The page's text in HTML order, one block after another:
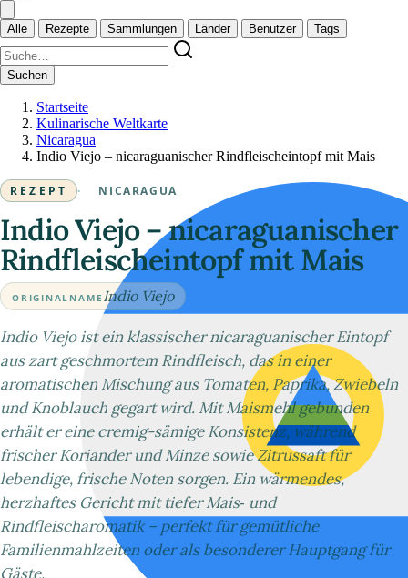
Alle Rezepte Sammlungen Länder Benutzer Tags
Suchen
Startseite
Kulinarische Weltkarte
Nicaragua
Indio Viejo – nicaraguanischer Rindfleischeintopf mit Mais
REZEPT · NICARAGUA
Indio Viejo – nicaraguanischer
Rindfleischeintopf mit Mais
ORIGINALNAME Indio Viejo
Indio Viejo ist ein klassischer nicaraguanischer Eintopf
aus zart geschmortem Rindfleisch, das in einer
aromatischen Mischung aus Tomaten, Paprika, Zwiebeln
und Knoblauch gegart wird. Mit Maismehl gebunden
erhält er eine cremig-sämige Konsistenz, während
frischer Koriander und Minze sowie Zitrussaft für
lebendige, frische Noten sorgen. Ein wärmendes,
herzhaftes Gericht mit tiefer Mais‑ und
Rindfleischaromatik – perfekt für gemütliche
Familienmahlzeiten oder als besonderer Hauptgang für
Gäste.